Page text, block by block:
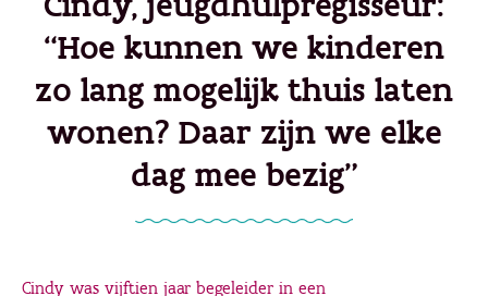
“Hoe kunnen we kinderen
zo lang mogelijk thuis laten
wonen? Daar zijn we elke
dag mee bezig"
Cindy was vijftien jaar begeleider in een